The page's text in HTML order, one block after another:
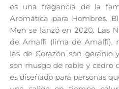
es una fragancia de la
Aromática para Hombres.
Men se lanzó en 2020. Las
de Amalfi (lima de Amalfi),
las de Corazón son geranio
son musgo de roble y cedro
es diseñado para personas